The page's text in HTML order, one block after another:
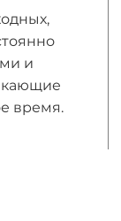
и
время.